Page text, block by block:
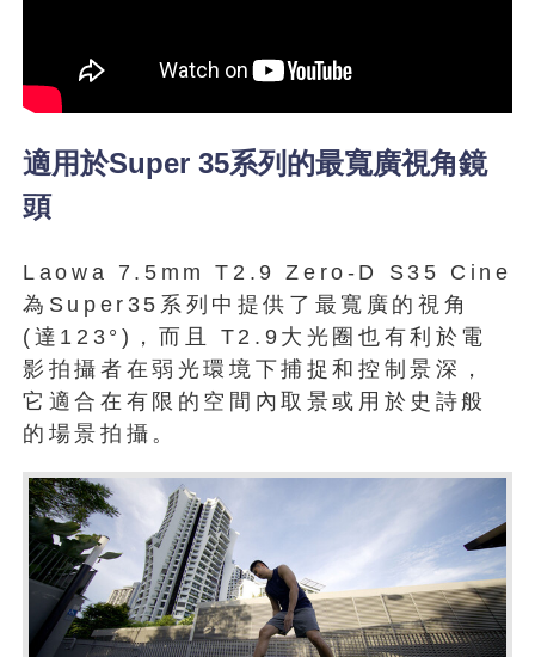
適用於Super 35系列的最寬廣視角鏡
頭
Laowa 7.5mm T2.9 Zero-D S35 Cine
為Super35系列中提供了最寬廣的視角
(達123°)，而且 T2.9大光圈也有利於電
影拍攝者在弱光環境下捕捉和控制景深，
它適合在有限的空間內取景或用於史詩般
的場景拍攝。